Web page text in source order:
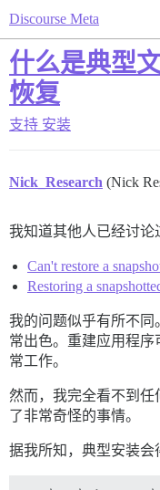
Discourse Meta
什么是典型
恢复
支持 安装
Nick_Research (Nick
我知道其他人已经讨论
Can't restore a
Restoring a
我的问题似乎有所不同
常出色。重建应用程序
常工作。
然而，我完全看不到
了非常奇怪的事情。
据我所知，典型安装会